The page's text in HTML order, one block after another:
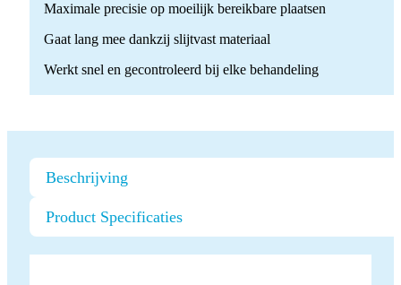
Maximale precisie op moeilijk bereikbare plaatsen
Gaat lang mee dankzij slijtvast materiaal
Werkt snel en gecontroleerd bij elke behandeling
Beschrijving
Product Specificaties